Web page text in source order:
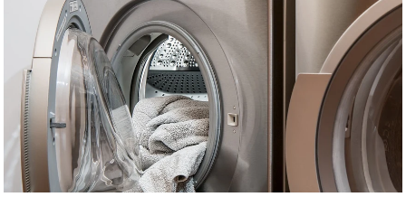
Estos son los trucos para ahorrar a la hora de poner la lavadora |
Pixabay
Mabel Redondo
Publicado:27 de julio de 2025, 19:38